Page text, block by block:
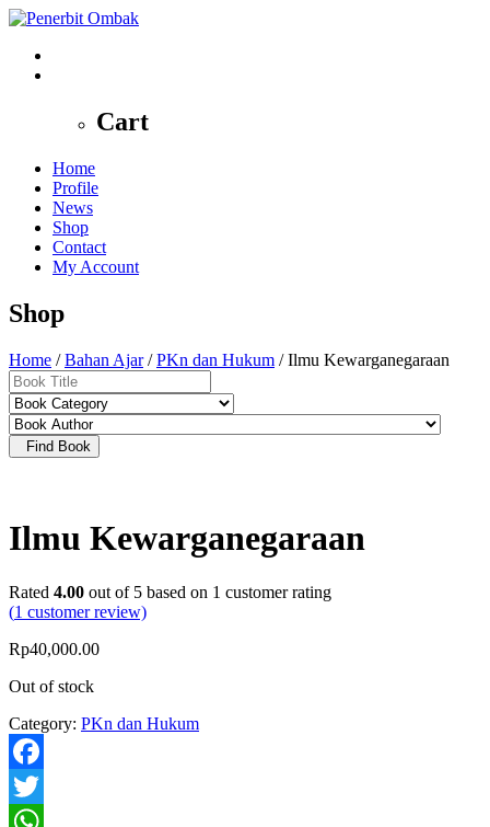
Cart
Home
Profile
News
Shop
Contact
My Account
Shop
Home /Bahan Ajar/PKn dan Hukum / Ilmu Kewarganegaraan
Find Book
Ilmu Kewarganegaraan
Rated 4.00 out of 5 based on 1 customer rating
(1 customer review)
Rp40,000.00
Out of stock
Category: PKn dan Hukum
Facebook
Twitter